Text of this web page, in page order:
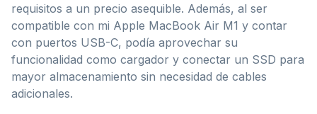
requisitos a un precio asequible. Además, al ser
compatible con mi Apple MacBook Air M1 y contar
con puertos USB-C, podía aprovechar su
funcionalidad como cargador y conectar un SSD para
mayor almacenamiento sin necesidad de cables
adicionales.